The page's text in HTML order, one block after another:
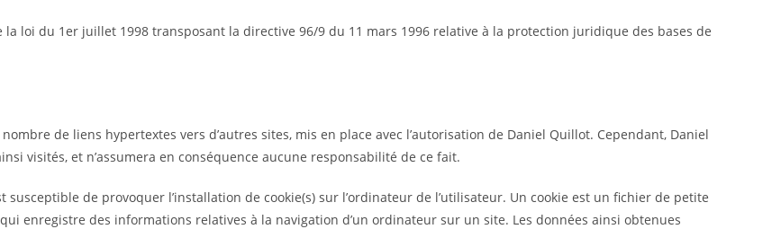
loi du 1er juillet 1998 transposant la directive 96/9 du 11 mars 1996 relative à la protection juridique des bases de
de liens hypertextes vers d’autres sites, mis en place avec l’autorisation de Daniel Quillot. Cependant, Daniel
visités, et n’assumera en conséquence aucune responsabilité de ce fait.
susceptible de provoquer l’installation de cookie(s) sur l’ordinateur de l’utilisateur. Un cookie est un fichier de petite
enregistre des informations relatives à la navigation d’un ordinateur sur un site. Les données ainsi obtenues